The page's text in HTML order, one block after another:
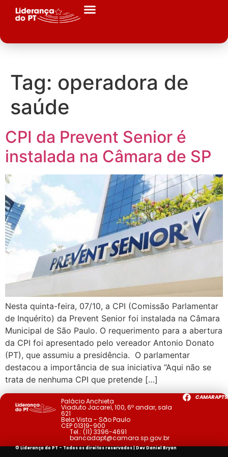
Tag: operadora de
saúde
CPI da Prevent Senior é
instalada na Câmara de SP
Nesta quinta-feira, 07/10, a CPI (Comissão Parlamentar
de Inquérito) da Prevent Senior foi instalada na Câmara
Municipal de São Paulo. O requerimento para a abertura
da CPI foi apresentado pelo vereador Antonio Donato
(PT), que assumiu a presidência. O parlamentar
destacou a importância de sua iniciativa “Aqui não se
trata de nenhuma CPI que pretende […]
Palácio Anchieta
Viaduto Jacareí, 100, 6º andar, sala
621
Bela Vista - São Paulo
CEP 01319-900
Tel.: (11) 3396-4691
bancadapt@camara.sp.gov.br
© Liderança do PT - Todos os direitos reservados | DevDaniel Bryan